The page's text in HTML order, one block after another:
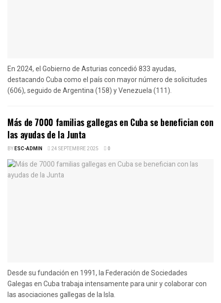
En 2024, el Gobierno de Asturias concedió 833 ayudas,
destacando Cuba como el país con mayor número de solicitudes
(606), seguido de Argentina (158) y Venezuela (111).
Más de 7000 familias gallegas en Cuba se benefician con
las ayudas de la Junta
BYESC-ADMIN 24 SEPTEMBRE 2025 0
Desde su fundación en 1991, la Federación de Sociedades
Galegas en Cuba trabaja intensamente para unir y colaborar con
las asociaciones gallegas de la Isla.